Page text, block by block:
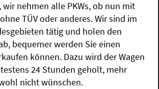
nehmen alle PKWs, ob nun mit
TÜV oder anderes. Wir sind im
tätig und holen den
bequemer werden Sie einen
können. Dazu wird der Wagen
24 Stunden geholt, mehr
nicht wünschen.